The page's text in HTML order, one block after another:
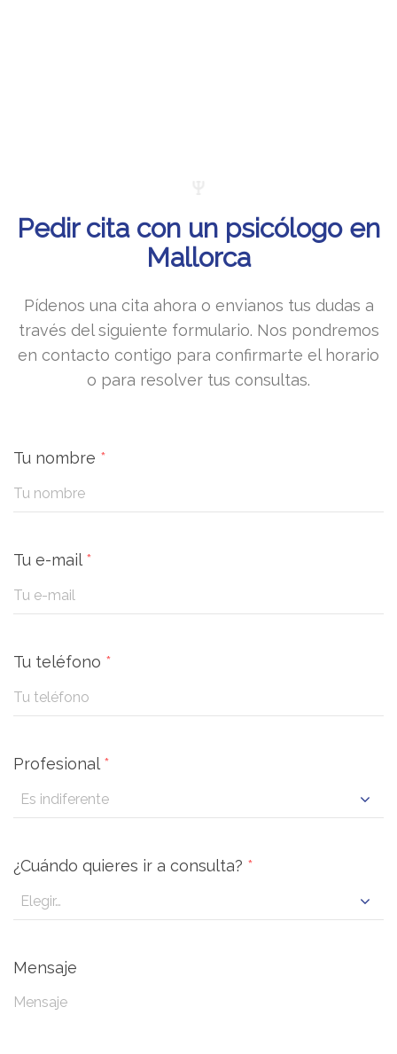
Pedir cita con un psicólogo en
Mallorca
Pídenos una cita ahora o envianos tus dudas a
través del siguiente formulario. Nos pondremos
en contacto contigo para confirmarte el horario
o para resolver tus consultas.
Tu nombre *
Tu e-mail*
Tu teléfono *
Profesional*
¿Cuándo quieres ir a consulta? *
Mensaje